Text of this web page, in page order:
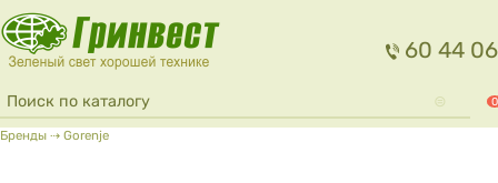
Перейти к основному содержанию
60 44 06
Форма поиска
Поиск 0
Вы здесь
Бренды ⇢ Gorenje